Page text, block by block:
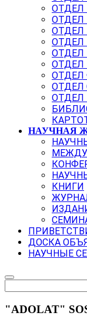
ОТДЕЛ
ОТДЕЛ
ОТДЕЛ
ОТДЕЛ
ОТДЕЛ
ОТДЕЛ
ОТДЕЛ
ОТДЕЛ
ОТДЕЛ
НАУЧНАЯ
КНИГИ
ДОСКА
НАУЧНЫЕ
"ADOLAT"